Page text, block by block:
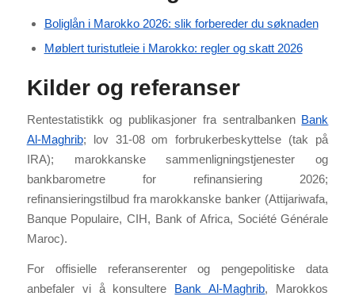
Boliglån i Marokko 2026: slik forbereder du søknaden
Møblert turistutleie i Marokko: regler og skatt 2026
Kilder og referanser
Rentestatistikk og publikasjoner fra sentralbanken Bank
Al-Maghrib; lov 31-08 om forbrukerbeskyttelse (tak på
IRA); marokkanske sammenligningstjenester og
bankbarometre for refinansiering 2026;
refinansieringstilbud fra marokkanske banker (Attijariwafa,
Banque Populaire, CIH, Bank of Africa, Société Générale
Maroc).
For offisielle referanserenter og pengepolitiske data
anbefaler vi å konsultere Bank Al-Maghrib, Marokkos